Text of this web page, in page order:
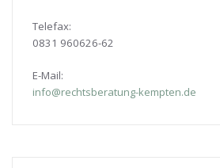
Telefax:
0831 960626-62
E-Mail:
info@rechtsberatung-kempten.de